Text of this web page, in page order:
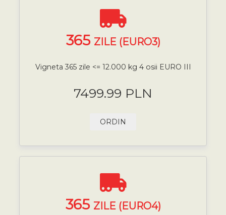
365 ZILE (EURO3)
Vigneta 365 zile <= 12.000 kg 4 osii EURO III
7499.99 PLN
ORDIN
365 ZILE (EURO4)